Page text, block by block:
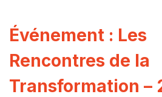
Événement : Les
Rencontres de la
Transformation –